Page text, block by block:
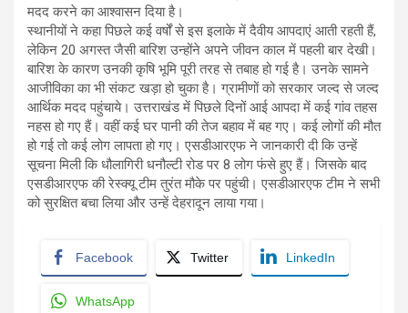
मदद करने का आश्वासन दिया है।
स्थानीयों ने कहा पिछले कई वर्षों से इस इलाके में दैवीय आपदाएं आती रहती हैं,
लेकिन 20 अगस्त जैसी बारिश उन्होंने अपने जीवन काल में पहली बार देखी।
बारिश के कारण उनकी कृषि भूमि पूरी तरह से तबाह हो गई है। उनके सामने
आजीविका का भी संकट खड़ा हो चुका है। ग्रामीणों को सरकार जल्द से जल्द
आर्थिक मदद पहुंचाये। उत्तराखंड में पिछले दिनों आई आपदा में कई गांव तहस
नहस हो गए हैं। वहीं कई घर पानी की तेज बहाव में बह गए। कई लोगों की मौत
हो गई तो कई लोग लापता हो गए। एसडीआरएफ ने जानकारी दी कि उन्हें
सूचना मिली कि धौलागिरी धनौल्टी रोड पर 8 लोग फंसे हुए हैं। जिसके बाद
एसडीआरएफ की रेस्क्यू टीम तुरंत मौके पर पहुंची। एसडीआरएफ टीम ने सभी
को सुरक्षित बचा लिया और उन्हें देहरादून लाया गया।
Facebook Twitter LinkedIn
WhatsApp